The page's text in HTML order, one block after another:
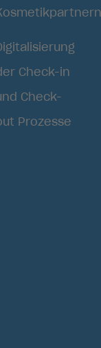
Check-in
Check-
Prozesse